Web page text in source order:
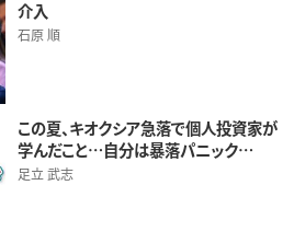
介入
石原 順
この夏、キオクシア急落で個人投資家が
学んだこと…自分は暴落パニック…
足立 武志